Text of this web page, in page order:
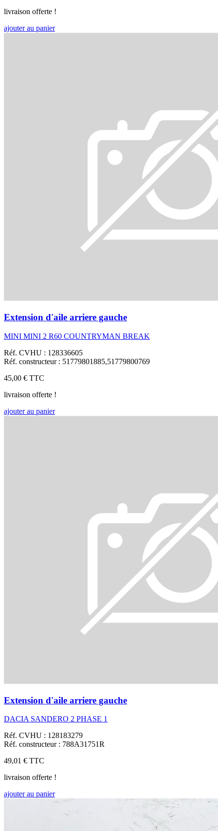
livraison offerte !
ajouter au panier
Extension d'aile arriere gauche
MINI MINI 2 R60 COUNTRYMAN BREAK
Réf. CVHU : 128336605
Réf. constructeur : 51779801885,51779800769
45,00 € TTC
livraison offerte !
ajouter au panier
Extension d'aile arriere gauche
DACIA SANDERO 2 PHASE 1
Réf. CVHU : 128183279
Réf. constructeur : 788A31751R
49,01 € TTC
livraison offerte !
ajouter au panier